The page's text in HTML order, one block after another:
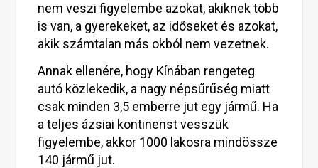
nem veszi figyelembe azokat, akiknek több
is van, a gyerekeket, az időseket és azokat,
akik számtalan más okból nem vezetnek.
Annak ellenére, hogy Kínában rengeteg
autó közlekedik, a nagy népsűrűség miatt
csak minden 3,5 emberre jut egy jármű. Ha
a teljes ázsiai kontinenst vesszük
figyelembe, akkor 1000 lakosra mindössze
140 jármű jut.